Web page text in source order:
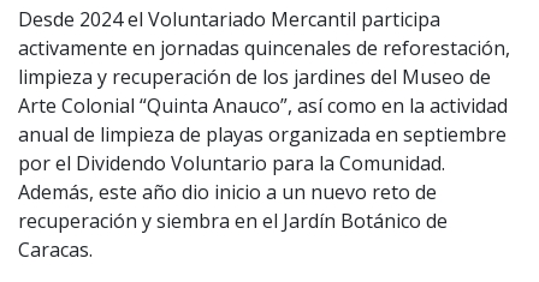
Desde 2024 el Voluntariado Mercantil participa
activamente en jornadas quincenales de reforestación,
limpieza y recuperación de los jardines del Museo de
Arte Colonial “Quinta Anauco”, así como en la actividad
anual de limpieza de playas organizada en septiembre
por el Dividendo Voluntario para la Comunidad.
Además, este año dio inicio a un nuevo reto de
recuperación y siembra en el Jardín Botánico de
Caracas.